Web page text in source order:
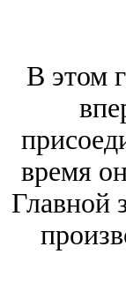
В этом
время
Главной